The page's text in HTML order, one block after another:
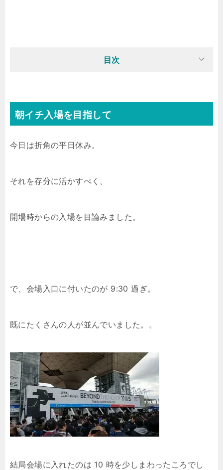
目次
朝イチ入場を目指して
今日は折角の平日休み。
それを存分に活かすべく、
開場時からの入場を目論みました。
で、会場入口に付いたのが 9:30 過ぎ。
既にたくさんの人が並んでいました。。
結局会場に入れたのは 10 時を少しまわったころでし